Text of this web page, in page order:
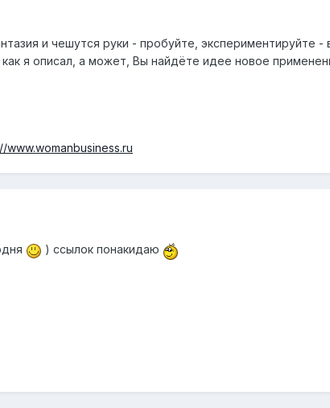
и чешутся руки - пробуйте, экспериментируйте -
как я описал, а может, Вы найдёте идее новое
www.womanbusiness.ru
) ссылок понакидаю